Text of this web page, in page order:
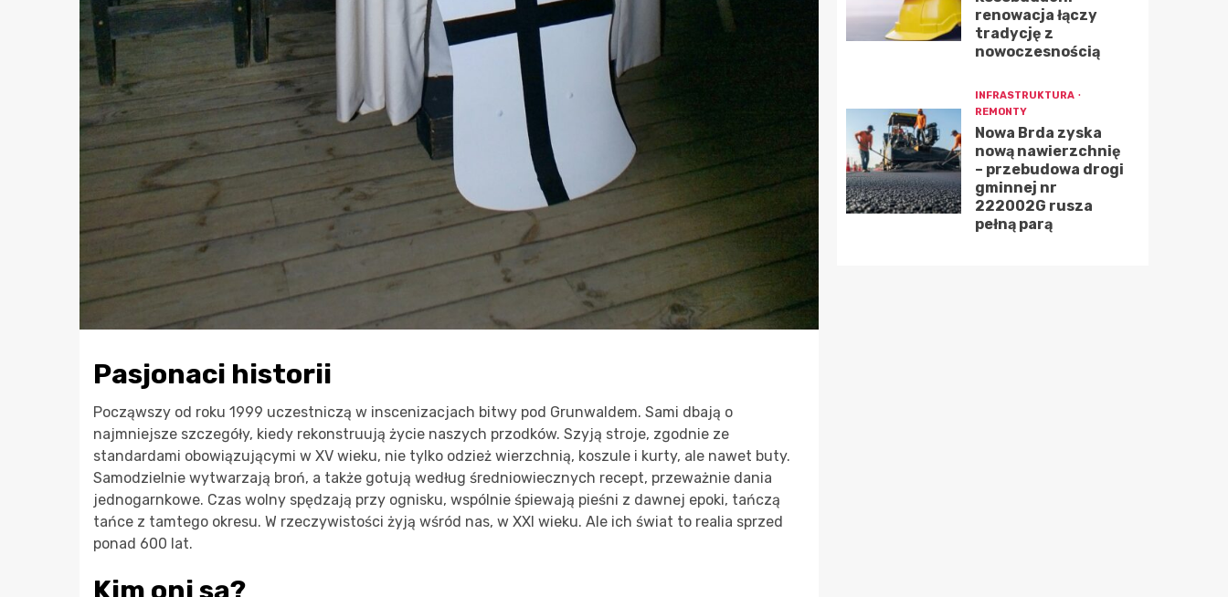
Pasjonaci historii
Począwszy od roku 1999 uczestniczą w inscenizacjach bitwy pod Grunwaldem. Sami dbają o
najmniejsze szczegóły, kiedy rekonstruują życie naszych przodków. Szyją stroje, zgodnie ze
standardami obowiązującymi w XV wieku, nie tylko odzież wierzchnią, koszule i kurty, ale nawet buty.
Samodzielnie wytwarzają broń, a także gotują według średniowiecznych recept, przeważnie dania
jednogarnkowe. Czas wolny spędzają przy ognisku, wspólnie śpiewają pieśni z dawnej epoki, tańczą
tańce z tamtego okresu. W rzeczywistości żyją wśród nas, w XXI wieku. Ale ich świat to realia sprzed
ponad 600 lat.
Kim oni są?
renowacja łączy
tradycję z
nowoczesnością
INFRASTRUKTURA
REMONTY
Nowa Brda zyska
nową nawierzchnię
– przebudowa drogi
gminnej nr
222002G rusza
pełną parą